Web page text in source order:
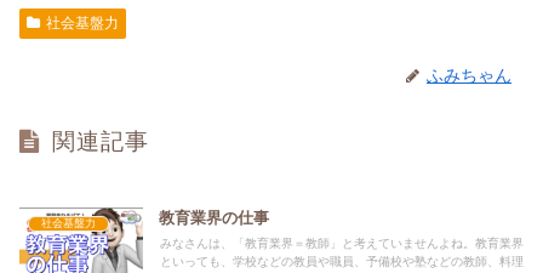
社会基盤力
ふみちゃん
関連記事
社会基盤力 教育業界の仕事
みなさんは、「教育業界＝教師」と考えていませんよね。教育業界
といっても、学校などの教員や職員、予備校や塾などの教師、料理